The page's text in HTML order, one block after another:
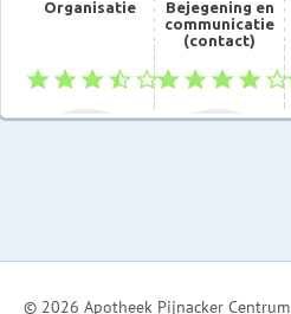
© 2026 Apotheek Pijnacker Centrum